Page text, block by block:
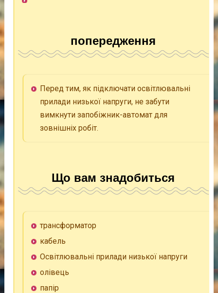
попередження
Перед тим, як підключати освітлювальні
прилади низької напруги, не забути
вимкнути запобіжник-автомат для
зовнішніх робіт.
Що вам знадобиться
трансформатор
кабель
Освітлювальні прилади низької напруги
олівець
папір